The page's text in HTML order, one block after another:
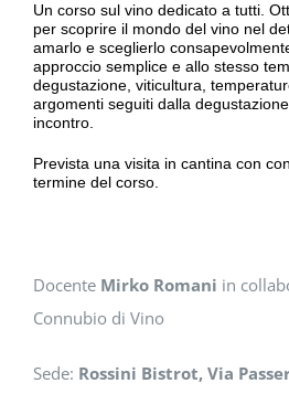
Un corso sul vino dedicato a tutti.
per scoprire il mondo del vino nel
amarlo e sceglierlo
approccio semplice e allo stesso
degustazione, viticultura,
argomenti seguiti dalla
incontro.
Prevista una visita in cantina con
termine del corso.
Docente Mirko Romani in
Connubio di Vino
Sede: Rossini Bistrot, Via